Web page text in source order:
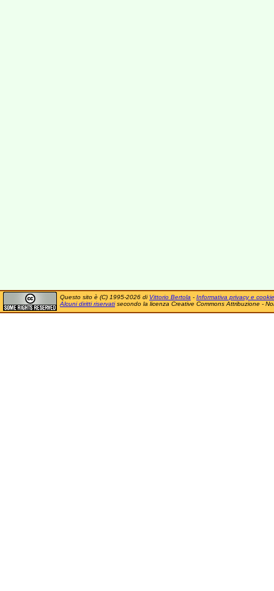
Questo sito è (C) 1995-2026 di Vittorio Bertola - Informativa privacy e cookie
Alcuni diritti riservatisecondo la licenza Creative Commons Attribuzione -